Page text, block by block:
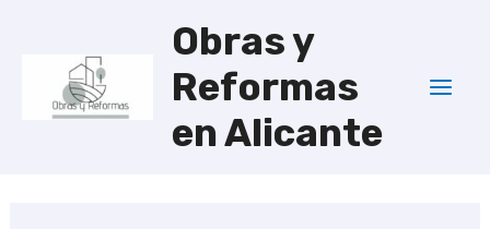
contenido
Obras y
Reformas
en Alicante